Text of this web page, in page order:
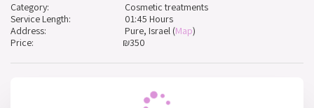
Category:
Cosmetic treatments
Service Length:
01:45 Hours
Address:
Pure, Israel (Map)
Price:
₪350